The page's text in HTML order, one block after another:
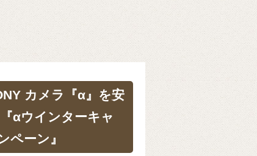
カメラ『α』を安
αウインターキャ
ペーン』